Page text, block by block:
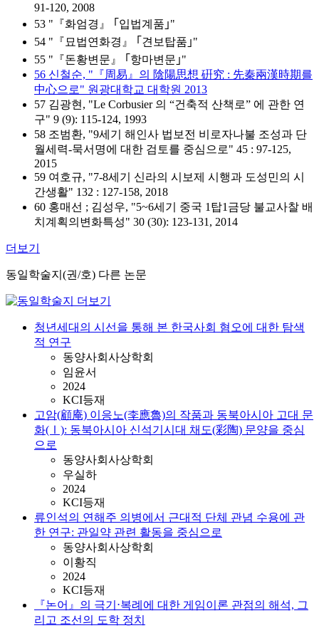
91-120, 2008
53 "『화엄경』 ｢입법계품｣"
54 "『묘법연화경』 ｢견보탑품｣"
55 "『돈황변문』 ｢항마변문｣"
56 신철순, "『周易』의 陰陽思想 硏究 : 先秦兩漢時期를
中心으로" 원광대학교 대학원 2013
57 김광현, "Le Corbusier 의 “건축적 산책로” 에 관한 연
구" 9 (9): 115-124, 1993
58 조범환, "9세기 해인사 법보전 비로자나불 조성과 단
월세력-묵서명에 대한 검토를 중심으로" 45 : 97-125,
2015
59 여호규, "7-8세기 신라의 시보제 시행과 도성민의 시
간생활" 132 : 127-158, 2018
60 홍매선 ; 김성우, "5~6세기 중국 1탑1금당 불교사찰 배
치계획의변화특성" 30 (30): 123-131, 2014
더보기
동일학술지(권/호) 다른 논문
청년세대의 시선을 통해 본 한국사회 혐오에 대한 탐색
적 연구
동양사회사상학회
임윤서
2024
KCI등재
고암(顧庵) 이응노(李應魯)의 작품과 동북아시아 고대 문
화(Ⅰ): 동북아시아 신석기시대 채도(彩陶) 문양을 중심
으로
동양사회사상학회
우실하
2024
KCI등재
류인석의 연해주 의병에서 근대적 단체 관념 수용에 관
한 연구: 관일약 관련 활동을 중심으로
동양사회사상학회
이황직
2024
KCI등재
『논어』의 극기⋅복례에 대한 게임이론 관점의 해석, 그
리고 조선의 도학 정치